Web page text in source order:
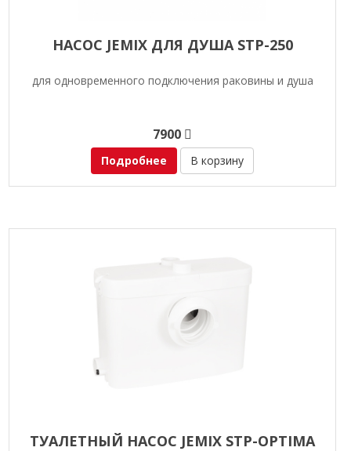
НАСОС JEMIX ДЛЯ ДУША STP-250
для одновременного подключения раковины и душа
7900
Подробнее В корзину
ТУАЛЕТНЫЙ НАСОС JEMIX STP-OPTIMA